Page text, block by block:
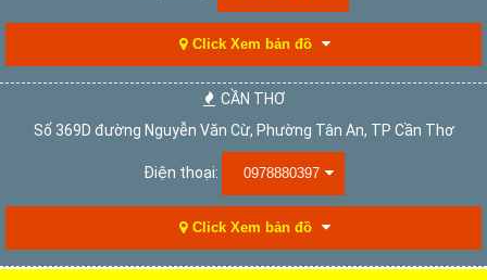
Click Xem bản đồ
CẦN THƠ
Số 369D đường Nguyễn Văn Cừ, Phường Tân An, TP Cần Thơ
Điện thoại: 0978880397
Click Xem bản đồ